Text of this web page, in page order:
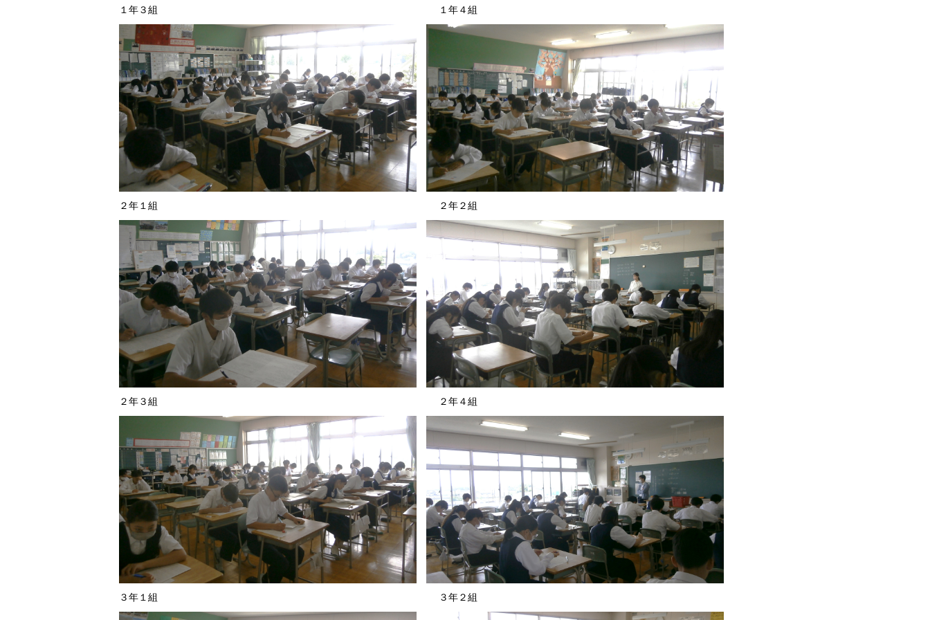
１年３組 １年４組
２年１組 ２年２組
２年３組 ２年４組
３年１組 ３年２組